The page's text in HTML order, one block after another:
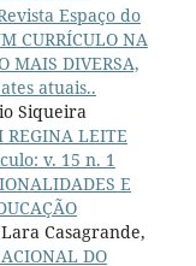
Espaço do
CURRÍCULO NA
MAIS DIVERSA,
atuais..
Siqueira
REGINA LEITE
v. 15 n. 1
E
Casagrande,
DO